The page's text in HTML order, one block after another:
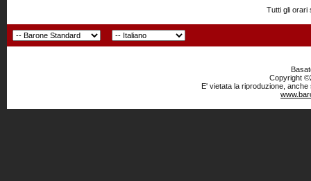
Tutti gli orari
Copyright
E' vietata la riproduzione,